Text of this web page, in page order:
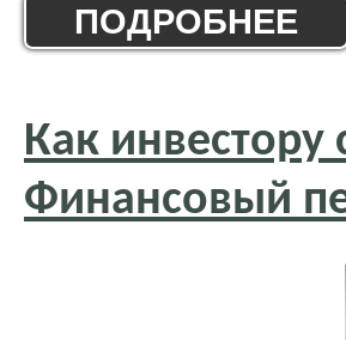
ПОДРОБНЕЕ
Как инвестору
Финансовый